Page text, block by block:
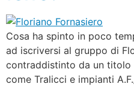
Cosa ha spinto in poco
ad iscriversi al gruppo di
contraddistinto da un titolo
come Tralicci e impianti